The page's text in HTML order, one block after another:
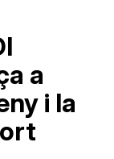
a
i la